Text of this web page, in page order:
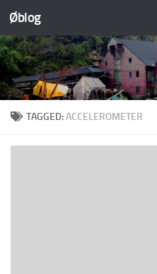
Skip to content
Øblog
TAGGED:ACCELEROMETER